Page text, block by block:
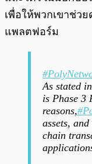
เพื่อให้พวกเขาช่ว
แพลตฟอร์ม
As stated
is Phase 3
reasons,
assets,
chain